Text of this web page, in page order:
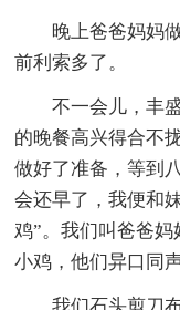
晚上爸爸妈妈
前利索多了。
不一会儿，丰
的晚餐高兴得合不
做好了准备，等到
会还早了，我便和
鸡”。我们叫爸爸
小鸡，他们异口同